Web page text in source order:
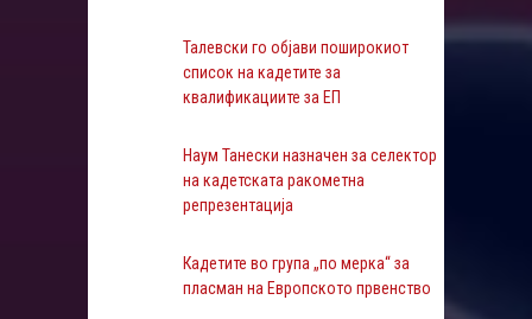
Талевски го објави поширокиот
список на кадетите за
квалификациите за ЕП
Наум Танески назначен за селектор
на кадетската ракометна
репрезентација
Кадетите во група „по мерка“ за
пласман на Европското првенство